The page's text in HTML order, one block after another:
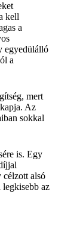
kell
a
egyedülálló
a
mert
Az
sokkal
is. Egy
célzott alsó
az